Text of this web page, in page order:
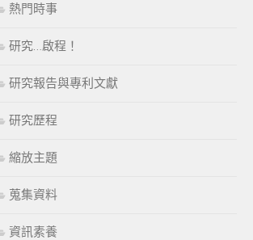
熱門時事
研究…啟程！
研究報告與專利文獻
研究歷程
縮放主題
蒐集資料
資訊素養